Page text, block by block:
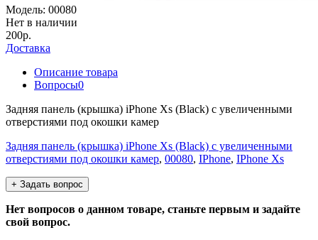
Модель: 00080
Нет в наличии
200р.
Доставка
Описание товара
Вопросы0
Задняя панель (крышка) iPhone Xs (Black) с увеличенными
отверстиями под окошки камер
Задняя панель (крышка) iPhone Xs (Black) с увеличенными
отверстиями под окошки камер, 00080, IPhone, IPhone Xs
+ Задать вопрос
Нет вопросов о данном товаре, станьте первым и задайте
свой вопрос.